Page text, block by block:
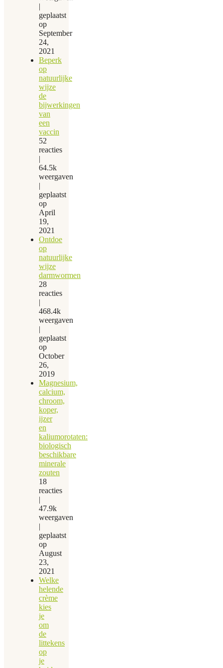
|
geplaatst
op
September
24,
2021
Beperk
op
natuurlijke
wijze
de
bijwerkingen
van
een
vaccin
52
reacties
|
64.5k
weergaven
|
geplaatst
op
April
19,
2021
Ontdoe
op
natuurlijke
wijze
darmwormen
28
reacties
|
468.4k
weergaven
|
geplaatst
op
October
26,
2019
Magnesium,
calcium,
chroom,
koper,
ijzer
en
kaliumorotaten:
biologisch
beschikbare
minerale
zouten
18
reacties
|
47.9k
weergaven
|
geplaatst
op
August
23,
2021
Welke
helende
crème
kies
je
om
de
littekens
op
je